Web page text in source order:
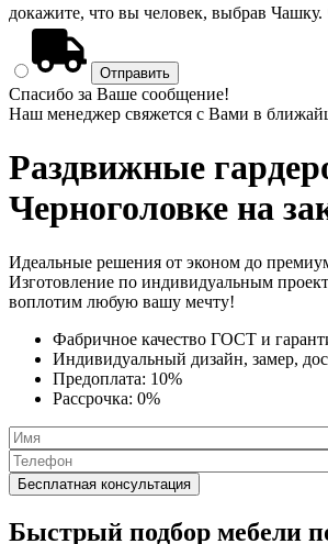
докажите, что вы человек, выбрав Чашку.
Спасибо за Ваше сообщение!
Наш менеджер свяжется с Вами в
Раздвижные
Черноголовке на
Идеальные решения от эконом до
Изготовление по индивидуальным
воплотим любую вашу мечту!
Фабричное качество ГОСТ и
Индивидуальный дизайн, замер,
Предоплата: 10%
Рассрочка: 0%
Быстрый подбор мебели